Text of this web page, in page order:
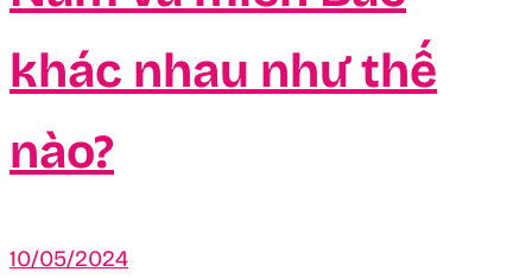
khác nhau như thế
nào?
10/05/2024